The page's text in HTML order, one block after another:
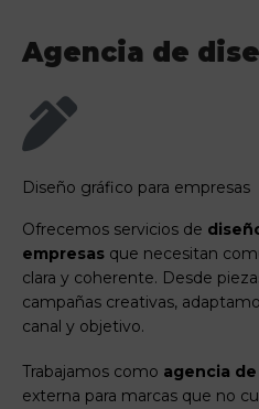
Agencia de
Diseño gráfico para empresas
Ofrecemos servicios de
empresas que necesitan
clara y coherente. Desde
campañas creativas,
canal y objetivo.
Trabajamos como agencia
externa para marcas que no